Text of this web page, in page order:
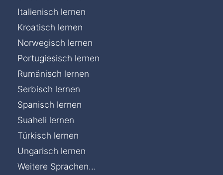
Italienisch lernen
Kroatisch lernen
Norwegisch lernen
Portugiesisch lernen
Rumänisch lernen
Serbisch lernen
Spanisch lernen
Suaheli lernen
Türkisch lernen
Ungarisch lernen
Weitere Sprachen...